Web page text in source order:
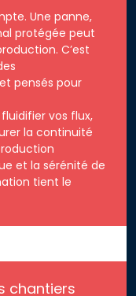
Une panne,
protégée peut
C’est
pensés pour
vos flux,
la continuité
et la sérénité de
tient le
chantiers